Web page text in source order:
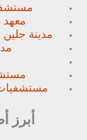
معهد
مدينة جلين
أبرز